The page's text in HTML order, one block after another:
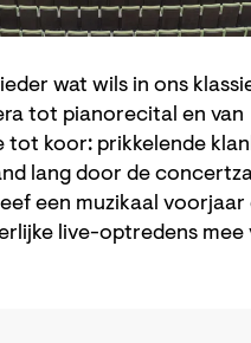
wat wils in ons
tot pianorecital en van
tot koor: prikkelende
lang door de
een muzikaal voorjaar
live-optredens mee